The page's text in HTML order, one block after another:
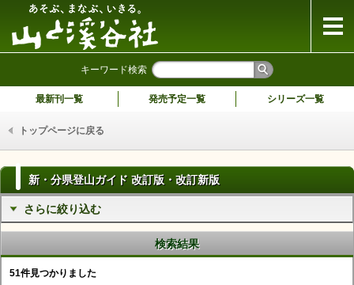
キーワード検索
最新刊一覧 発売予定一覧 シリーズ一覧
トップページに戻る
新・分県登山ガイド 改訂版・改訂新版
さらに絞り込む
検索結果
51件見つかりました